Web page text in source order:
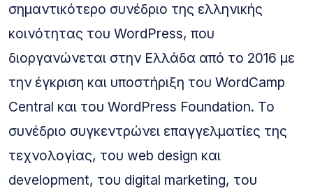
σημαντικότερο συνέδριο της ελληνικής
κοινότητας του WordPress, που
διοργανώνεται στην Ελλάδα από το 2016 με
την έγκριση και υποστήριξη του WordCamp
Central και του WordPress Foundation. Το
συνέδριο συγκεντρώνει επαγγελματίες της
τεχνολογίας, του web design και
development, του digital marketing, του